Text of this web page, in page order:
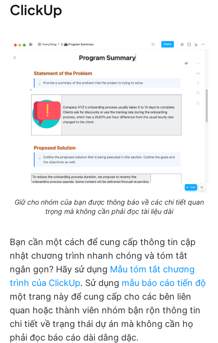
ClickUp
Giữ cho nhóm của bạn được thông báo về các chi tiết quan
trọng mà không cần phải đọc tài liệu dài
Bạn cần một cách để cung cấp thông tin cập
nhật chương trình nhanh chóng và tóm tắt
ngắn gọn? Hãy sử dụng Mẫu tóm tắt chương
trình của ClickUp. Sử dụng mẫu báo cáo tiến độ
một trang này để cung cấp cho các bên liên
quan hoặc thành viên nhóm bận rộn thông tin
chi tiết về trạng thái dự án mà không cần họ
phải đọc báo cáo dài dằng dặc.